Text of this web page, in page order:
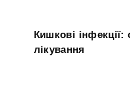
Кишкові
лікування